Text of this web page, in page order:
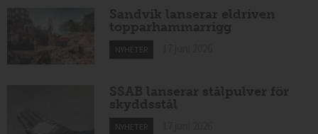
Sandvik lanserar eldriven
topparhammarrigg
NYHETER
SSAB lanserar stålpulver för
skyddsstål
NYHETER